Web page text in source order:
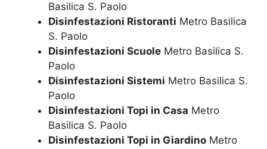
Basilica S. Paolo
Disinfestazioni Ristoranti Metro Basilica
S. Paolo
Disinfestazioni Scuole Metro Basilica S.
Paolo
Disinfestazioni Sistemi Metro Basilica S.
Paolo
Disinfestazioni Topi in Casa Metro
Basilica S. Paolo
Disinfestazioni Topi in Giardino Metro